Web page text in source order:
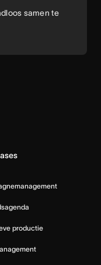
samen te
productie